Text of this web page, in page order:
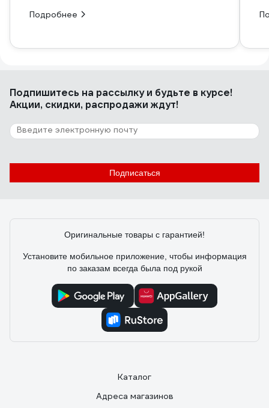
Подробнее
Подпишитесь на рассылкуи будьте в курсе!
Акции, скидки, распродажи ждут!
Подписаться
Оригинальные товары с гарантией!
Установите мобильное приложение, чтобы информация
по заказам всегда была под рукой
Каталог
Адреса магазинов